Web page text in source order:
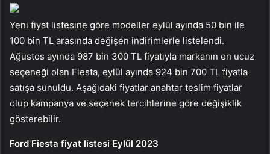
Yeni fiyat listesine göre modeller eylül ayında 50 bin ile
100 bin TL arasında değişen indirimlerle listelendi.
Ağustos ayında 987 bin 300 TL fiyatıyla markanın en ucuz
seçeneği olan Fiesta, eylül ayında 924 bin 700 TL fiyatla
satışa sunuldu. Aşağıdaki fiyatlar anahtar teslim fiyatlar
olup kampanya ve seçenek tercihlerine göre değişiklik
gösterebilir.
Ford Fiesta fiyat listesi Eylül 2023